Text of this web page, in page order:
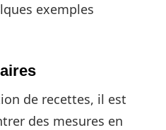
exemples
de recettes, il est
des mesures en